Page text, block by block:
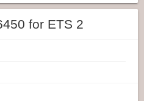
for ETS 2